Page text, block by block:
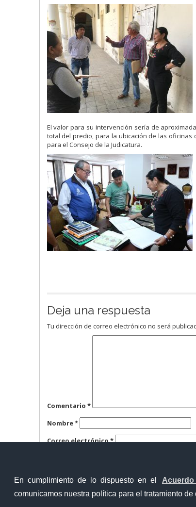
En cumplimiento de lo dispuesto en el Acuerdo
comunicamos nuestra política para el tratamiento
El valor para su intervención sería de
total del predio, para la ubicación de las
para el Consejo de la Judicatura.
Deja una respuesta
Tu dirección de correo electrónico no será
Comentario *
Nombre*
Correo electrónico*